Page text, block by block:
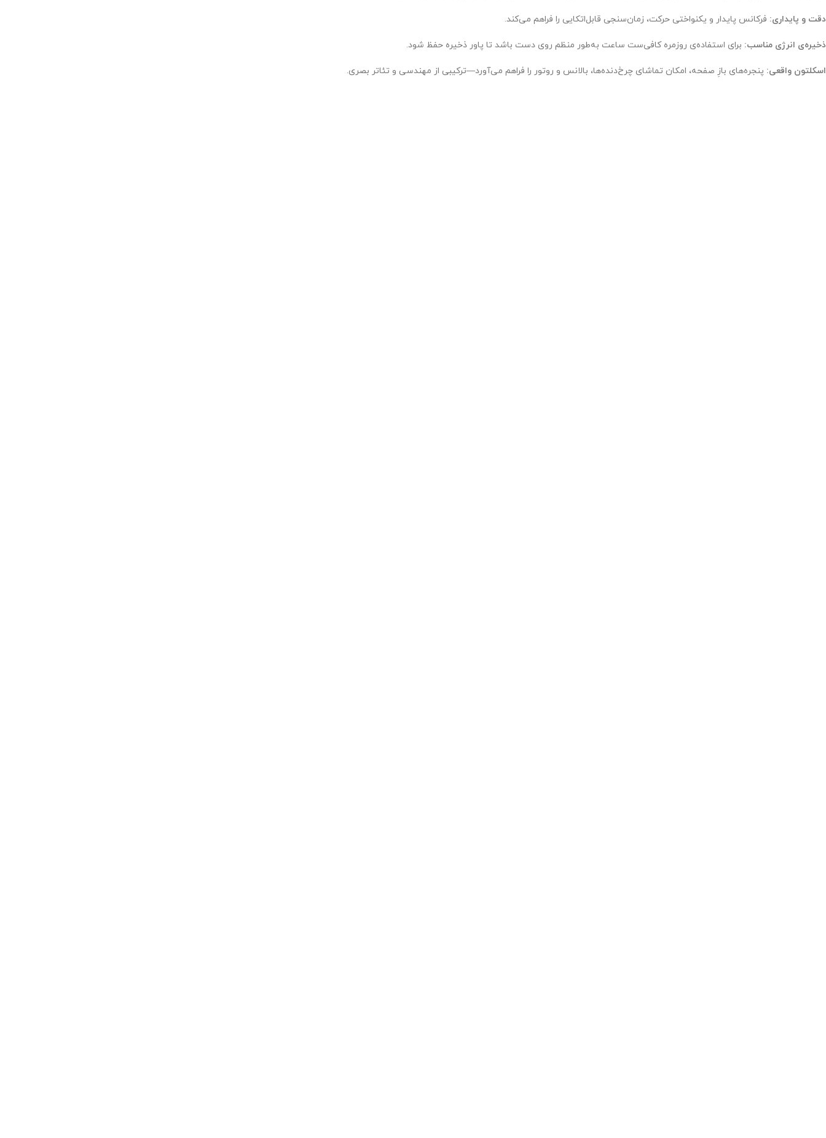
دقت و پایداری: فرکانس پایدار و یکنواختی حرکت، زمان‌سنجی قابل‌اتکایی را فراهم می‌کند.
ذخیره‌ی انرژی مناسب: برای استفاده‌ی روزمره کافی‌ست ساعت به‌طور منظم روی دست باشد تا پاور ذخیره حفظ شود.
اسکلتون واقعی: پنجره‌های بازِ صفحه، امکان تماشای چرخ‌دنده‌ها، بالانس و روتور را فراهم می‌آورد—ترکیبی از مهندسی و تئاتر بصری.